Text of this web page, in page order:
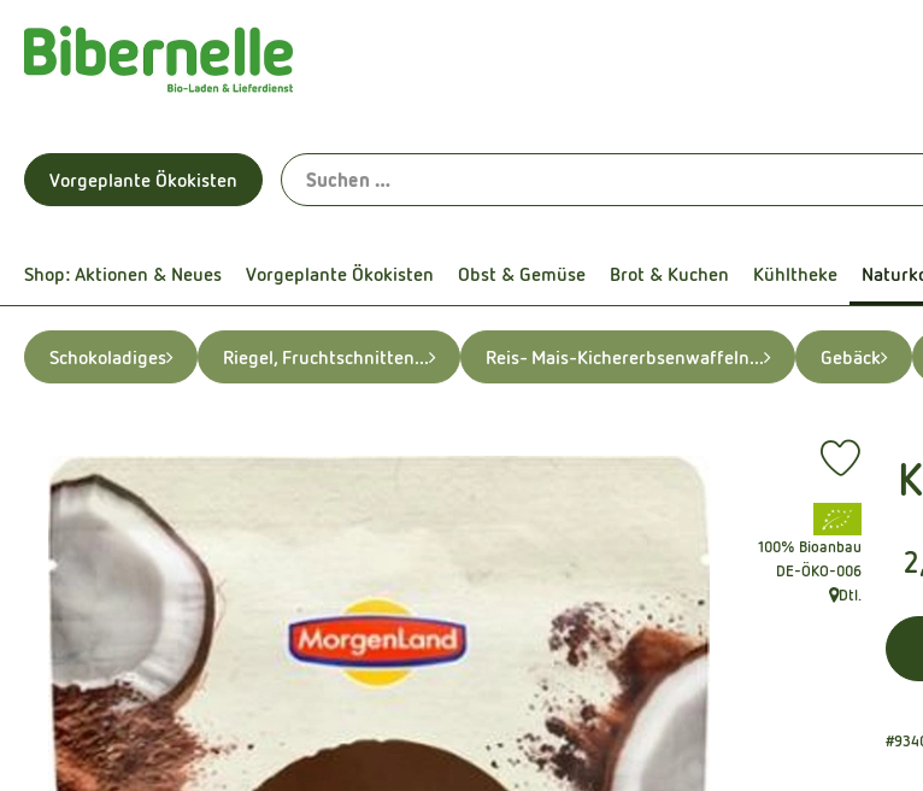
Vorgeplante Ökokisten
Shop: Aktionen & Neues Vorgeplante Ökokisten Obst & Gemüse Brot & Kuchen Kühltheke
Schokoladiges Riegel, Fruchtschnitten... Reis- Mais-Kichererbsenwaffeln... Gebäck
Produkt
, Verband:
100% Bioanbau
, Kontrollstelle:
DE-ÖKO-006
, Herkunft:
Dtl.